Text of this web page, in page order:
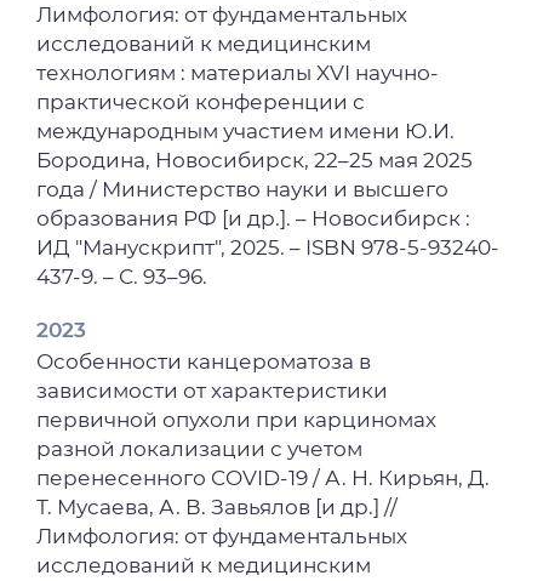
Лимфология: от фундаментальных
исследований к медицинским
технологиям : материалы XVI научно-
практической конференции с
международным участием имени Ю.И.
Бородина, Новосибирск, 22–25 мая 2025
года / Министерство науки и высшего
образования РФ [и др.]. – Новосибирск :
ИД "Манускрипт", 2025. – ISBN 978-5-93240-
437-9. – С. 93–96.
2023
Особенности канцероматоза в
зависимости от характеристики
первичной опухоли при карциномах
разной локализации с учетом
перенесенного COVID-19 / А. Н. Кирьян, Д.
Т. Мусаева, А. В. Завьялов [и др.] //
Лимфология: от фундаментальных
исследований к медицинским